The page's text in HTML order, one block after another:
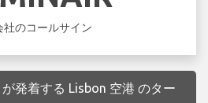
社のコールサイン
発着する Lisbon 空港 のター